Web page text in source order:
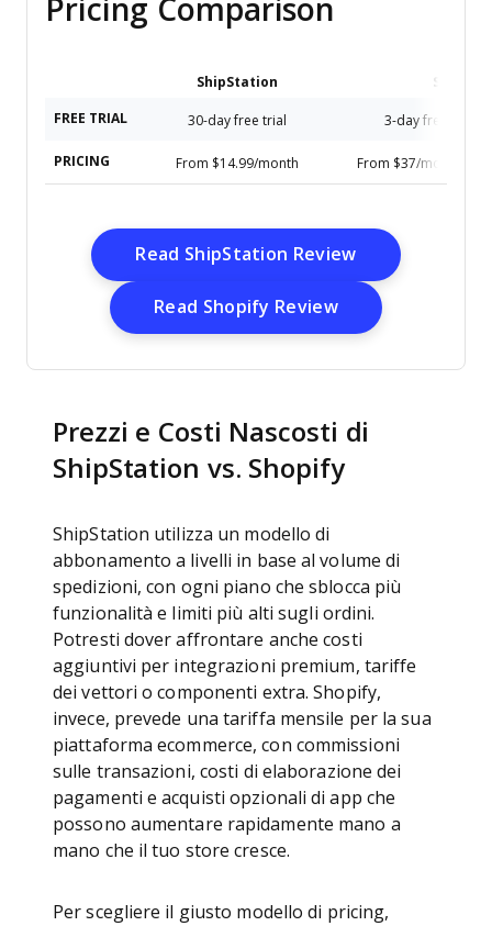
Pricing Comparison
ShipStation Shopify
FREE TRIAL 30-day free trial 3-day free trial
PRICING From $14.99/month From $37/month
Read ShipStation ReviewOpens New
Read Shopify ReviewOpens New
Prezzi e Costi Nascosti di
ShipStation vs. Shopify
ShipStation utilizza un modello di
abbonamento a livelli in base al volume di
spedizioni, con ogni piano che sblocca più
funzionalità e limiti più alti sugli ordini.
Potresti dover affrontare anche costi
aggiuntivi per integrazioni premium, tariffe
dei vettori o componenti extra. Shopify,
invece, prevede una tariffa mensile per la sua
piattaforma ecommerce, con commissioni
sulle transazioni, costi di elaborazione dei
pagamenti e acquisti opzionali di app che
possono aumentare rapidamente mano a
mano che il tuo store cresce.
Per scegliere il giusto modello di pricing,